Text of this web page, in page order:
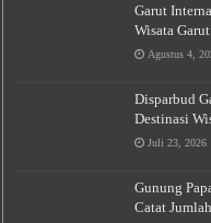
Garut
Wisata
Agustus 4,
Disparbud
Destinasi
Juli 23, 2026
Gunung
Catat